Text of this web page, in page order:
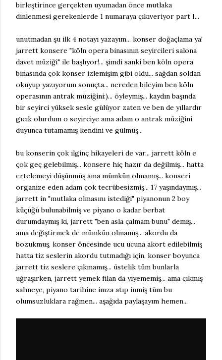
birleştirince gerçekten uyumadan önce mutlaka
dinlenmesi gerekenlerde 1 numaraya çıkıveriyor part I...
unutmadan şu ilk 4 notayı yazayım... konser doğaçlama ya!
jarrett konsere "köln opera binasının seyircileri salona
davet müziği" ile başlıyor!... şimdi sanki ben köln opera
binasında çok konser izlemişim gibi oldu... sağdan soldan
okuyup yazıyorum sonuçta... nereden bileyim ben köln
operasının antrak müziğini:)... öyleymiş... kaydın başında
bir seyirci yüksek sesle gülüyor zaten ve ben de yıllardır
gıcık olurdum o seyirciye ama adam o antrak müziğini
duyunca tutamamış kendini ve gülmüş...
bu konserin çok ilginç hikayeleri de var... jarrett köln e
çok geç gelebilmiş... konsere hiç hazır da değilmiş... hatta
ertelemeyi düşünmüş ama mümkün olmamış... konseri
organize eden adam çok tecrübesizmiş... 17 yaşındaymış...
jarrett in "mutlaka olmasını istediği" piyanonun 2 boy
küçüğü bulunabilmiş ve piyano o kadar berbat
durumdaymış ki, jarrett "ben asla çalmam bunu" demiş...
ama değiştirmek de mümkün olmamış... akordu da
bozukmuş, konser öncesinde ucu ucuna akort edilebilmiş
hatta tiz seslerin akordu tutmadığı için, konser boyunca
jarrett tiz seslere çıkmamış... üstelik tüm bunlarla
uğraşırken, jarrett yemek filan da yiyememiş... ama çıkmış
sahneye, piyano tarihine imza atıp inmiş tüm bu
olumsuzluklara rağmen... aşağıda paylaşayım hemen...